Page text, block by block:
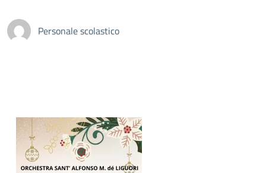
Personale scolastico